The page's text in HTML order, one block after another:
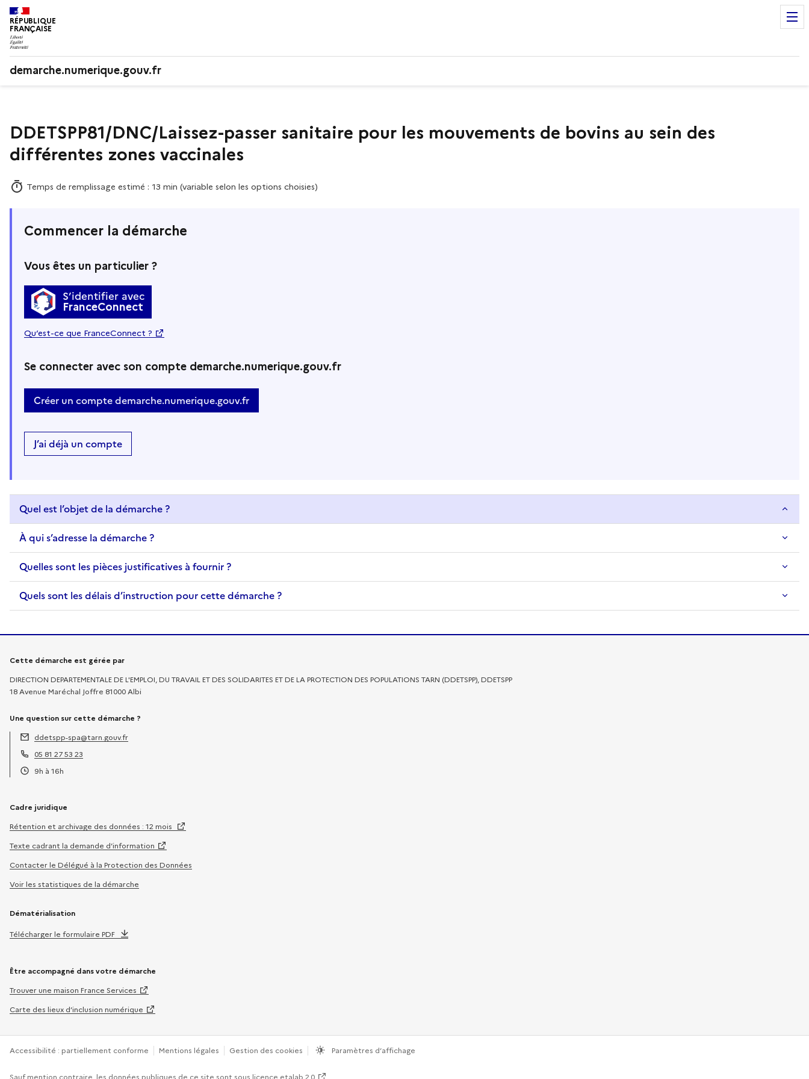
RÉPUBLIQUE
FRANÇAISE
demarche.numerique.gouv.fr
DDETSPP81/DNC/Laissez-passer sanitaire pour les mouvements de bovins au sein des
différentes zones vaccinales
Temps de remplissage estimé : 13 min (variable selon les options choisies)
Commencer la démarche
Vous êtes un particulier ?
S’identifier avec
FranceConnect
Qu’est-ce que FranceConnect ?
Se connecter avec son compte demarche.numerique.gouv.fr
Créer un compte demarche.numerique.gouv.fr
J’ai déjà un compte
Quel est l’objet de la démarche ?
À qui s’adresse la démarche ?
Quelles sont les pièces justificatives à fournir ?
Quels sont les délais d’instruction pour cette démarche ?
Informations sur la démarche
Cette démarche est gérée par
DIRECTION DEPARTEMENTALE DE L'EMPLOI, DU TRAVAIL ET DES SOLIDARITES ET DE LA PROTECTION DES POPULATIONS TARN (DDETSPP), DDETSPP
18 Avenue Maréchal Joffre 81000 Albi
Une question sur cette démarche ?
Adresse électronique :
ddetspp-spa@tarn.gouv.fr
Téléphone :
05 81 27 53 23
9h à 16h
Cadre juridique
Rétention et archivage des données : 12 mois
Texte cadrant la demande d’information
Contacter le Délégué à la Protection des Données
Voir les statistiques de la démarche
Dématérialisation
Télécharger le formulaire PDF
Être accompagné dans votre démarche
Trouver une maison France Services
Carte des lieux d’inclusion numérique
Accessibilité : partiellement conforme Mentions légales Gestion des cookies Paramètres d’affichage
Sauf mention contraire, les données publiques de ce site sont sous licence etalab 2.0